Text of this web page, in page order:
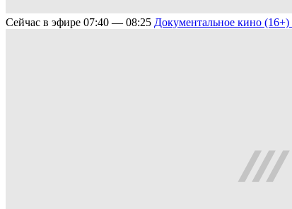
Сейчас в эфире 07:40 — 08:25 Документальное кино (16+)